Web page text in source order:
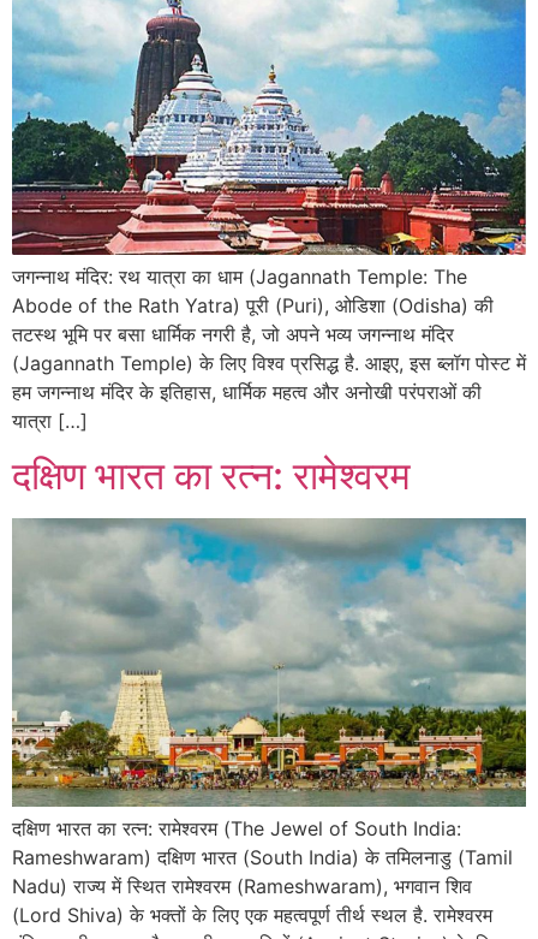
जगन्नाथ मंदिर: रथ यात्रा का धाम (Jagannath Temple: The
Abode of the Rath Yatra) पूरी (Puri), ओडिशा (Odisha) की
तटस्थ भूमि पर बसा धार्मिक नगरी है, जो अपने भव्य जगन्नाथ मंदिर
(Jagannath Temple) के लिए विश्व प्रसिद्ध है. आइए, इस ब्लॉग पोस्ट में
हम जगन्नाथ मंदिर के इतिहास, धार्मिक महत्व और अनोखी परंपराओं की
यात्रा […]
दक्षिण भारत का रत्न: रामेश्वरम
दक्षिण भारत का रत्न: रामेश्वरम (The Jewel of South India:
Rameshwaram) दक्षिण भारत (South India) के तमिलनाडु (Tamil
Nadu) राज्य में स्थित रामेश्वरम (Rameshwaram), भगवान शिव
(Lord Shiva) के भक्तों के लिए एक महत्वपूर्ण तीर्थ स्थल है. रामेश्वरम